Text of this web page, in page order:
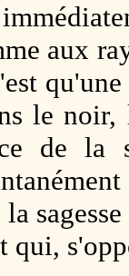
aux
le noir,
de la
qui,